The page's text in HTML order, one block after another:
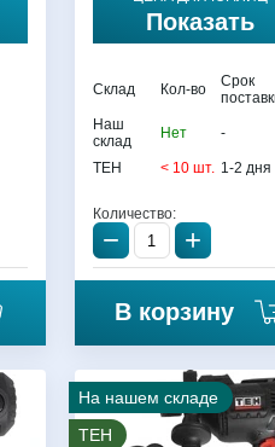
Показать
Склад Кол-во
Срок
Наш
склад
Нет -
TEH < 10 шт. 1-2 дня
Количество:
− +
В корзину
На нашем складе
TEH